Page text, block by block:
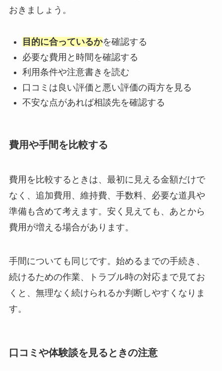
おきましょう。
目的に合っているかを確認する
必要な費用と時間を確認する
利用条件や注意書きを読む
口コミは良い評価と悪い評価の両方を見る
不安な点があれば相談先を確認する
費用や手間を比較する
費用を比較するときは、最初に見える金額だけで
なく、追加費用、維持費、手数料、必要な道具や
準備も含めて考えます。安く見えても、あとから
費用が増える場合があります。
手間についても同じです。始めるまでの手続き、
続けるための作業、トラブル時の対応まで見てお
くと、無理なく続けられるか判断しやすくなりま
す。
口コミや体験談を見るときの注意